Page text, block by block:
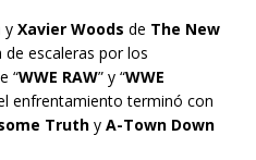
y Xavier Woods de The New
escaleras por los
“WWE RAW” y “WWE
enfrentamiento terminó con
Truth y A-Town Down